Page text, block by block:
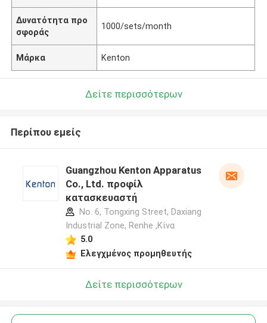
Δυνατότητα προ
σφοράς
1000/sets/month
Μάρκα Kenton
Δείτε περισσότερων
Περίπου εμείς
Guangzhou Kenton Apparatus
Co., Ltd. προφίλ
κατασκευαστή
No. 6, Tongxing Street, Daxiang
Industrial Zone, Renhe ,Κίνα
5.0
Ελεγχμένος προμηθευτής
Δείτε περισσότερων